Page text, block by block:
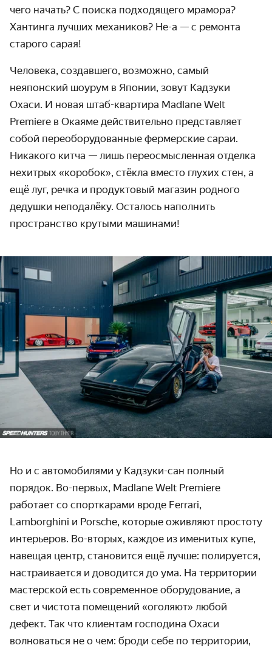
чего начать? С поиска подходящего мрамора?
Хантинга лучших механиков? Не-а — с ремонта
старого сарая!
Человека, создавшего, возможно, самый
неяпонский шоурум в Японии, зовут Кадзуки
Охаси. И новая штаб-квартира Madlane Welt
Premiere в Окаяме действительно представляет
собой переоборудованные фермерские сараи.
Никакого китча — лишь переосмысленная отделка
нехитрых «коробок», стёкла вместо глухих стен, а
ещё луг, речка и продуктовый магазин родного
дедушки неподалёку. Осталось наполнить
пространство крутыми машинами!
Но и с автомобилями у Кадзуки-сан полный
порядок. Во-первых, Madlane Welt Premiere
работает со спорткарами вроде Ferrari,
Lamborghini и Porsche, которые оживляют простоту
интерьеров. Во-вторых, каждое из именитых купе,
навещая центр, становится ещё лучше: полируется,
настраивается и доводится до ума. На территории
мастерской есть современное оборудование, а
свет и чистота помещений «оголяют» любой
дефект. Так что клиентам господина Охаси
волноваться не о чем: броди себе по территории,